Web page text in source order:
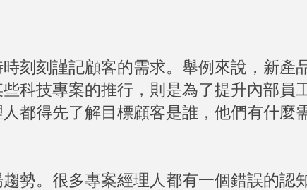
刻刻謹記顧客的需求。舉例來說，新產
科技專案的推行，則是為了提升內部員
都得先了解目標顧客是誰，他們有什麼
勢。很多專案經理人都有一個錯誤的認